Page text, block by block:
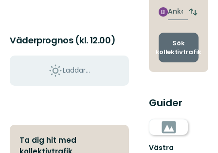
Väderprognos (kl. 12.00)
Laddar...
Ta dig hit med
Ankomst
B
Byt
och
Sök
kollektivtrafik
Guider
Västra